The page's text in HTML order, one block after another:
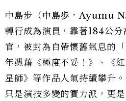
中島步（中島歩，Ayumu
轉行成為演員，靠著184公分
官，被封為自帶懷舊氣息的
年憑藉《極度不妥！》、《
星師》等作品人氣持續攀升
只是演技多變的實力派，更